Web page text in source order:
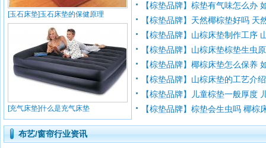
[玉石床垫]玉石床垫的保健原理
[充气床垫]什么是充气床垫
【棕垫品牌】棕垫有气味怎么办
【棕垫品牌】天然椰棕垫好吗 天
【棕垫品牌】山棕床垫制作工序
【棕垫品牌】山棕床垫棕垫生虫
【棕垫品牌】椰棕床垫怎么保养
【棕垫品牌】山棕床垫的工艺介
【棕垫品牌】儿童棕垫一般厚度
【棕垫品牌】棕垫会生虫吗 椰棕
布艺/窗帘行业资讯